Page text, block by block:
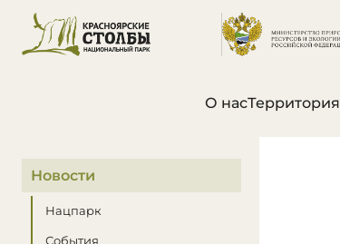
О насТерритория
В этом разделе
Новости
Нацпарк
События